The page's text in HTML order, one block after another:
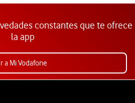
constantes que te ofrece
la app
a Mi Vodafone
sociales de Vodafone